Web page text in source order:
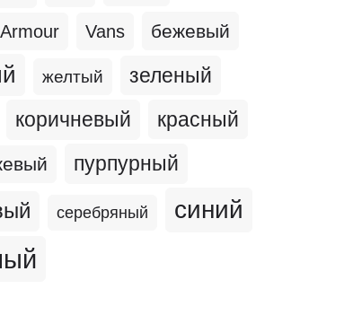
Vans бежевый
желтый зеленый
коричневый красный
пурпурный
серебряный синий